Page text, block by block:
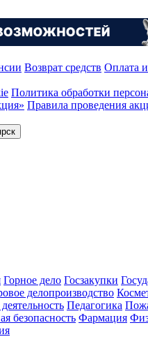
Возврат средств Оплата и
Политика обработки
Правила проведения
Горное дело Госзакупки
делопроизводство
Педагогика
безопасность Фармация